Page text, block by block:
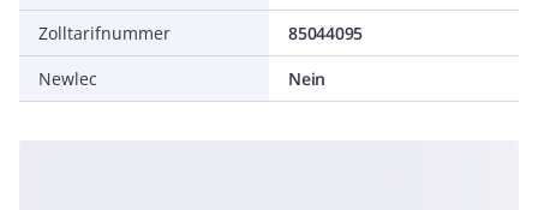
Zolltarifnummer
85044095
Newlec
Nein